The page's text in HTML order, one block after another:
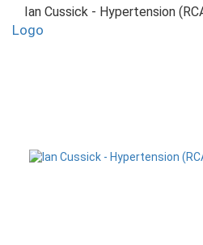
Ian Cussick - Hypertension